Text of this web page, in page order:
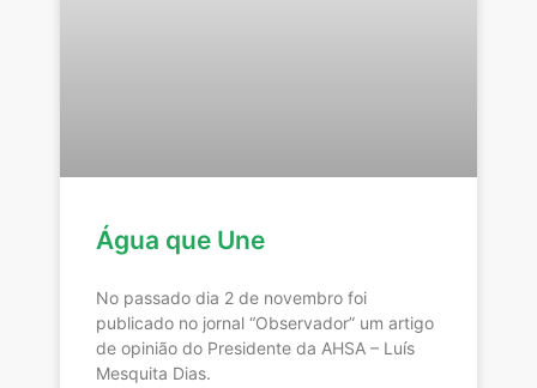
Água que Une
No passado dia 2 de novembro foi
publicado no jornal “Observador” um artigo
de opinião do Presidente da AHSA – Luís
Mesquita Dias.